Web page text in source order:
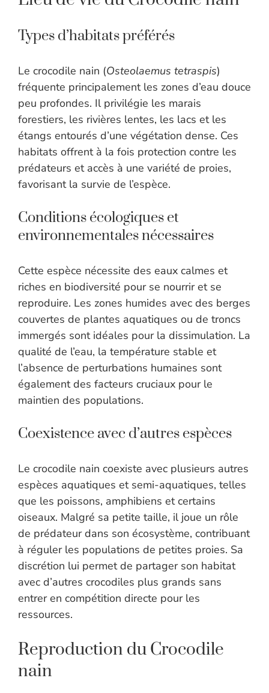
Types d’habitats préférés
Le crocodile nain (Osteolaemus tetraspis)
fréquente principalement les zones d’eau douce
peu profondes. Il privilégie les marais
forestiers, les rivières lentes, les lacs et les
étangs entourés d’une végétation dense. Ces
habitats offrent à la fois protection contre les
prédateurs et accès à une variété de proies,
favorisant la survie de l’espèce.
Conditions écologiques et
environnementales nécessaires
Cette espèce nécessite des eaux calmes et
riches en biodiversité pour se nourrir et se
reproduire. Les zones humides avec des berges
couvertes de plantes aquatiques ou de troncs
immergés sont idéales pour la dissimulation. La
qualité de l’eau, la température stable et
l’absence de perturbations humaines sont
également des facteurs cruciaux pour le
maintien des populations.
Coexistence avec d’autres espèces
Le crocodile nain coexiste avec plusieurs autres
espèces aquatiques et semi-aquatiques, telles
que les poissons, amphibiens et certains
oiseaux. Malgré sa petite taille, il joue un rôle
de prédateur dans son écosystème, contribuant
à réguler les populations de petites proies. Sa
discrétion lui permet de partager son habitat
avec d’autres crocodiles plus grands sans
entrer en compétition directe pour les
ressources.
Reproduction du Crocodile
nain